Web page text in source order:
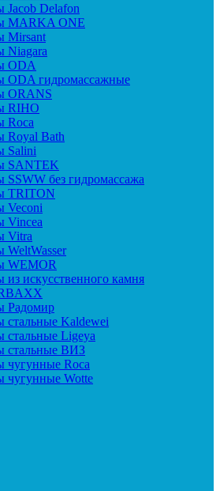
Jacob Delafon
MARKA ONE
Mirsant
Niagara
ODA
ODA гидромассажные
ORANS
RIHO
Roca
Royal Bath
Salini
SANTEK
SSWW без гидромассажа
TRITON
Veconi
Vincea
Vitra
WeltWasser
WEMOR
из искусственного камня
Радомир
стальные Kaldewei
стальные Ligeya
стальные ВИЗ
чугунные Roca
чугунные Wotte